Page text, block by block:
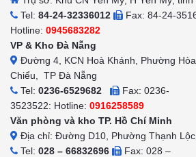
Tel: 84-24-32336012
Fax: 84-24-
Hotline: 0945683282
VP & Kho Đà Nẵng
Đường 4, KCN Hoà Khánh, Phường
Chiểu, TP Đà Nẵng
Tel: 0236-6529682
Fax: 0236-
3523522: Hotline: 0916258589
Văn phòng và kho TP. Hồ Chí Minh
Địa chỉ: Đường D10, Phường Thạnh
Tel: 028 – 66832696
Fax: 028 –